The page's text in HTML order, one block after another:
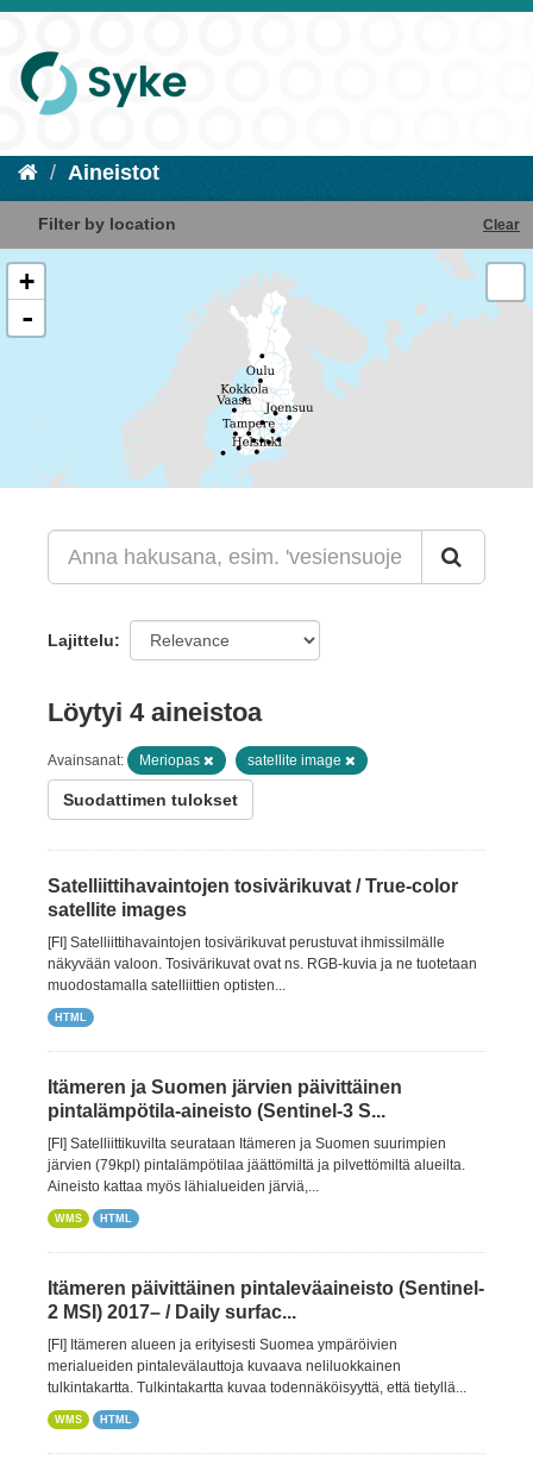
Aineistot
Filter by location Clear
+
-
Lajittelu
Löytyi 4 aineistoa
Avainsanat: Meriopas satellite image
Suodattimen tulokset
Satelliittihavaintojen tosivärikuvat / True-color
satellite images
[FI] Satelliittihavaintojen tosivärikuvat perustuvat ihmissilmälle
näkyvään valoon. Tosivärikuvat ovat ns. RGB-kuvia ja ne tuotetaan
muodostamalla satelliittien optisten...
HTML
Itämeren ja Suomen järvien päivittäinen
pintalämpötila-aineisto (Sentinel-3 S...
[FI] Satelliittikuvilta seurataan Itämeren ja Suomen suurimpien
järvien (79kpl) pintalämpötilaa jäättömiltä ja pilvettömiltä alueilta.
Aineisto kattaa myös lähialueiden järviä,...
WMS HTML
Itämeren päivittäinen pintaleväaineisto (Sentinel-
2 MSI) 2017– / Daily surfac...
[FI] Itämeren alueen ja erityisesti Suomea ympäröivien
merialueiden pintalevälauttoja kuvaava neliluokkainen
tulkintakartta. Tulkintakartta kuvaa todennäköisyyttä, että tietyllä...
WMS HTML